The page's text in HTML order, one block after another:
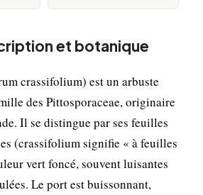
et botanique
crassifolium) est un arbuste
des Pittosporaceae, originaire
Il se distingue par ses feuilles
(crassifolium signifie « à feuilles
vert foncé, souvent luisantes
Le port est buissonnant,